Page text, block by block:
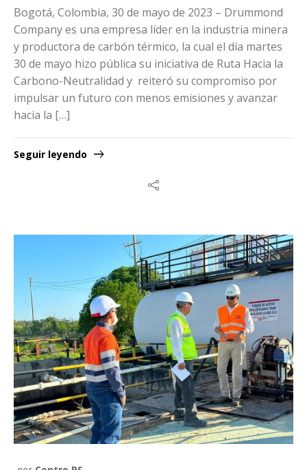
Bogotá, Colombia, 30 de mayo de 2023 – Drummond
Company es una empresa líder en la industria minera
y productora de carbón térmico, la cual el día martes
30 de mayo hizo pública su iniciativa de Ruta Hacia la
Carbono-Neutralidad y reiteró su compromiso por
impulsar un futuro con menos emisiones y avanzar
hacia la […]
Seguir leyendo